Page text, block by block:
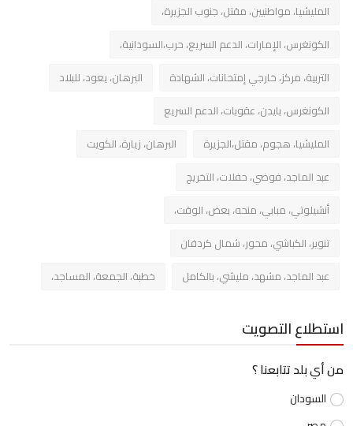
المليشيا، مواطنيين، مقتل، جنوب الجزيرة،
الكونغرس، الإمارات، الدعم السريع، حرب،السودانية،
التربية، مركز، خارجي إمتحانات، الشهادة
البرهان، يعود، للبلاد
الكونغرس، بايدن، عقوبات، الدعم السريع
المليشيا، هجوم، مقتل،الجزيرة
البرهان، زيارة، الكويت
عبد الماجد، فوضي، حفلات، التخريج
أنشيلوتي، مبابي، منحه، بعض، الوقت،
تنوير، الكباشي، محور، شمال كردفان
عبد الماجد، مشهد، مليشي، بالكامل
خطبة، الجمعة، المساجد،
استطلاع التصويت
من أي بلد تتابعنا ؟
السودان